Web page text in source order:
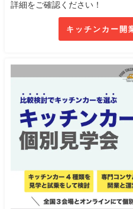
詳細をご確認ください！
キッチンカー開